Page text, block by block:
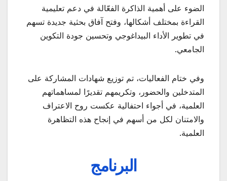
الضوء على أهمية الذاكرة الفعّالة في دعم تعليمية
القراءة بمختلف أشكالها، وفتح آفاق بحثية جديدة تسهم
في تطوير الأداء البيداغوجي وتحسين جودة التكوين
الجامعي.
وفي ختام الفعاليات، تم توزيع شهادات المشاركة على
المتدخلين والحضور، وتكريمهم تقديرًا لمساهماتهم
العلمية، في أجواء احتفالية عكست روح الاعتراف
والامتنان لكل من أسهم في إنجاح هذه التظاهرة
العلمية.
البرنامج